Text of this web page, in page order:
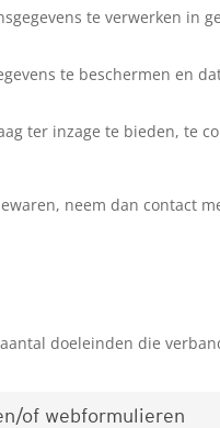
te verwerken in
te beschermen en
ter inzage te bieden, te
neem dan contact
doeleinden die
of webformulieren